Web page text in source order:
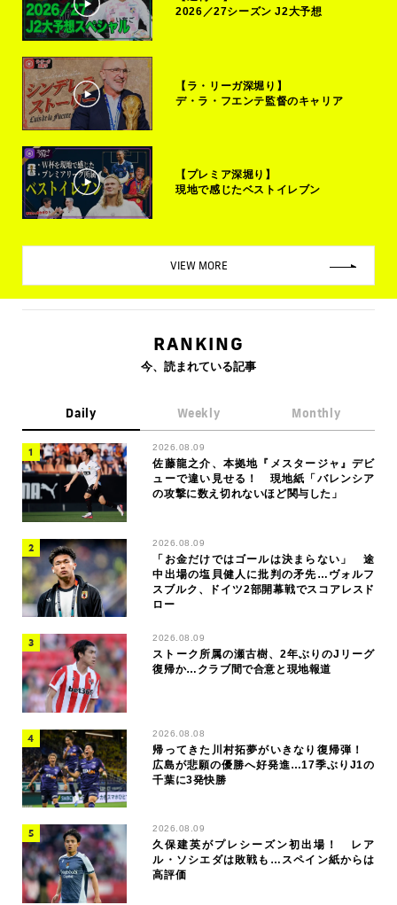
2026／27シーズン J2大予想
【ラ・リーガ深堀り】
デ・ラ・フエンテ監督のキャリア
【プレミア深堀り】
現地で感じたベストイレブン
VIEW MORE
RANKING
今、読まれている記事
Daily Weekly Monthly
2026.08.09
佐藤龍之介、本拠地『メスタージャ』デビ
ューで違い見せる！ 現地紙「バレンシア
の攻撃に数え切れないほど関与した」
2026.08.09
「お金だけではゴールは決まらない」 途
中出場の塩貝健人に批判の矛先…ヴォルフ
スブルク、ドイツ2部開幕戦でスコアレスド
ロー
2026.08.09
ストーク所属の瀬古樹、2年ぶりのJリーグ
復帰か…クラブ間で合意と現地報道
2026.08.08
帰ってきた川村拓夢がいきなり復帰弾！
広島が悲願の優勝へ好発進…17季ぶりJ1の
千葉に3発快勝
2026.08.09
久保建英がプレシーズン初出場！ レア
ル・ソシエダは敗戦も…スペイン紙からは
高評価